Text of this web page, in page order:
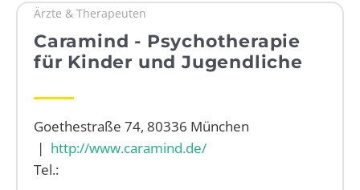
Ärzte & Therapeuten
Caramind - Psychotherapie
für Kinder und Jugendliche
Goethestraße 74, 80336 München
| http://www.caramind.de/
Tel.: